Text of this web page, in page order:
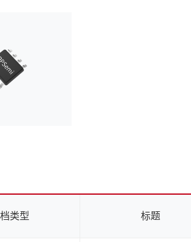
类型 标题